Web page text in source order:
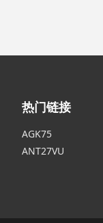
热门链接
AGK75
ANT27VU